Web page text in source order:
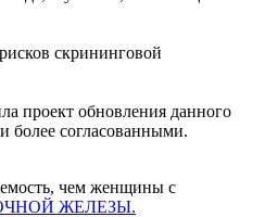
скрининговой
проект обновления данного
более согласованными.
чем женщины с
ЖЕЛЕЗЫ.